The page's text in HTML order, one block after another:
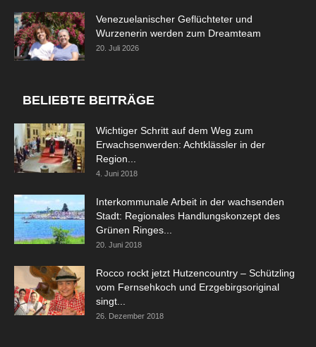
Venezuelanischer Geflüchteter und
Wurzenerin werden zum Dreamteam
20. Juli 2026
BELIEBTE BEITRÄGE
Wichtiger Schritt auf dem Weg zum
Erwachsenwerden: Achtklässler in der
Region...
4. Juni 2018
Interkommunale Arbeit in der wachsenden
Stadt: Regionales Handlungskonzept des
Grünen Ringes...
20. Juni 2018
Rocco rockt jetzt Hutzencountry – Schützling
vom Fernsehkoch und Erzgebirgsoriginal
singt...
26. Dezember 2018